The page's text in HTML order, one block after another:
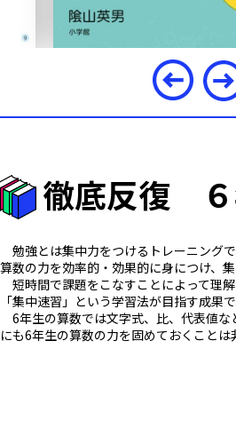
徹底反復 ６
勉強とは集中力をつけるトレーニング
算数の力を効率的・効果的に身につけ、
短時間で課題をこなすことによって理
「集中速習」という学習法が目指す成
6年生の算数では文字式、比、代表値な
にも6年生の算数の力を固めておくことは